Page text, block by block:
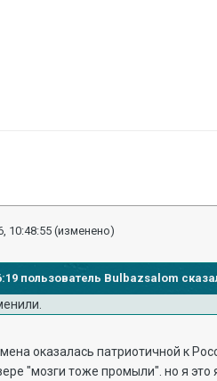
10:48:55 (изменено)
пользователь Bulbazsalom
оказалась патриотичной к
"мозги тоже промыли". но я это